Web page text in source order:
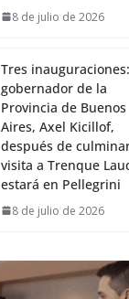
8 de julio de 2026
Tres
gobernador de la
Provincia de Buenos
Aires, Axel Kicillof,
después de
visita a Trenque
estará en Pellegrini
8 de julio de 2026